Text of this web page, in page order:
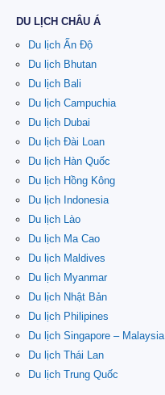
DU LỊCH CHÂU Á
Du lịch Ấn Độ
Du lịch Bhutan
Du lịch Bali
Du lịch Campuchia
Du lịch Dubai
Du lịch Đài Loan
Du lịch Hàn Quốc
Du lịch Hồng Kông
Du lịch Indonesia
Du lịch Lào
Du lịch Ma Cao
Du lịch Maldives
Du lịch Myanmar
Du lịch Nhật Bản
Du lịch Philipines
Du lịch Singapore – Malaysia
Du lịch Thái Lan
Du lịch Trung Quốc